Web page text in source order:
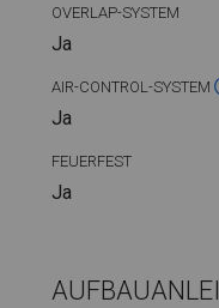
OVERLAP-SYSTEM
Ja
AIR-CONTROL-SYSTEM
Ja
FEUERFEST
Ja